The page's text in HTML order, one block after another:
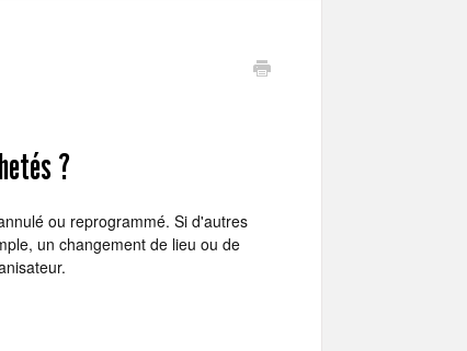
?
ou reprogrammé. Si d'autres
un changement de lieu ou de